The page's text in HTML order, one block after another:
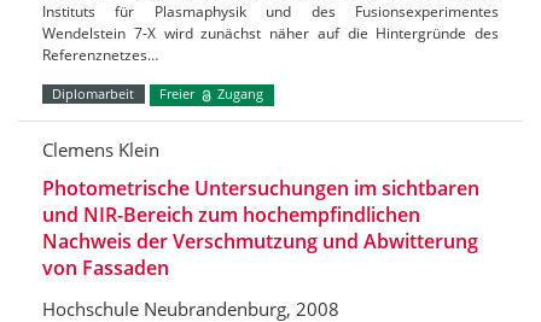
Instituts für Plasmaphysik und des Fusionsexperimentes
Wendelstein 7-X wird zunächst näher auf die Hintergründe des
Referenznetzes…
Diplomarbeit Freier Zugang
Clemens Klein
Photometrische Untersuchungen im sichtbaren
und NIR-Bereich zum hochempfindlichen
Nachweis der Verschmutzung und Abwitterung
von Fassaden
Hochschule Neubrandenburg, 2008